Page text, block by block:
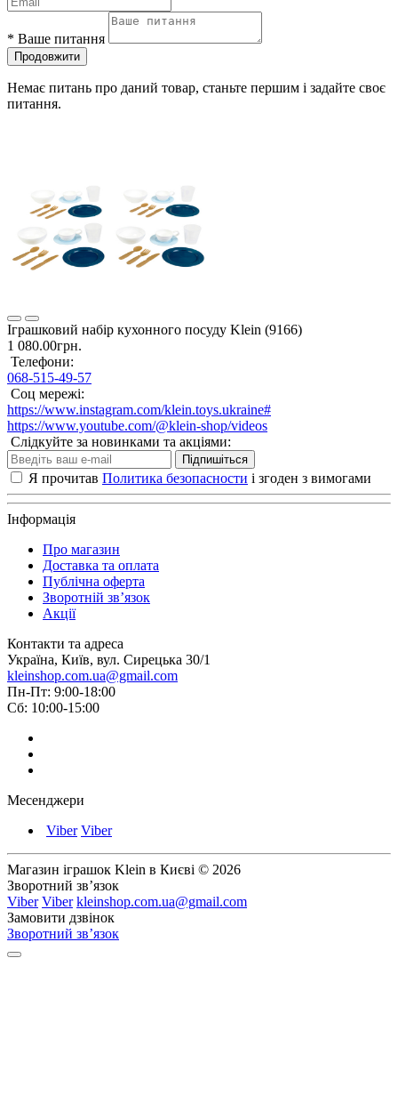
* Ваше питання
Продовжити
Немає питань про даний товар, станьте першим і задайте своє
питання.
Іграшковий набір кухонного посуду Klein (9166)
1 080.00грн.
Телефони:
068-515-49-57
Соц мережі:
https://www.instagram.com/klein.toys.ukraine#
https://www.youtube.com/@klein-shop/videos
Слідкуйте за новинками та акціями:
Підпишіться
Я прочитав Политика безопасности і згоден з вимогами
Інформація
Про магазин
Доставка та оплата
Публічна оферта
Зворотній зв’язок
Акції
Контакти та адреса
Україна, Київ, вул. Сирецька 30/1
kleinshop.com.ua@gmail.com
Пн-Пт: 9:00-18:00
Сб: 10:00-15:00
Месенджери
Viber Viber
Магазин іграшок Klein в Києві © 2026
Зворотний зв’язок
Viber Viber kleinshop.com.ua@gmail.com
Замовити дзвінок
Зворотний зв’язок